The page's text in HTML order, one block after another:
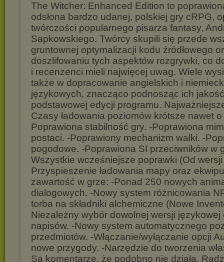
The Witcher: Enhanced Edition to
odsłona bardzo udanej, polskiej gry cRPG,
twórczości popularnego pisarza fantasy,
Sapkowskiego. Twórcy skupili się przede
gruntownej optymalizacji kodu źródłowego
doszlifowaniu tych aspektów rozgrywki, co
i recenzenci mieli najwięcej uwag. Wiele
także w dopracowanie angielskich i
językowych, znacząco podnosząc ich
podstawowej edycji programu.
Czasy ładowania poziomów krótsze nawet
Poprawiona stabilność gry. -Poprawiona
postaci. -Poprawiony mechanizm walki. -
pogodowe. -Poprawiona SI przeciwników w
Wszystkie wcześniejsze poprawki (Od
Przyspieszenie ładowania mapy oraz
zawartość w grze: -Ponad 250 nowych
dialogowych. -Nowy system różnicowania
torba na składniki alchemiczne (Nowe
Niezależny wybór dowolnej wersji językowej
napisów. -Nowy system automatycznego
przedmiotów. -Włączanie/wyłączanie opcji
nowe przygody. -Narzędzie do tworzenia
Są komentarze, że podobno nie działa.